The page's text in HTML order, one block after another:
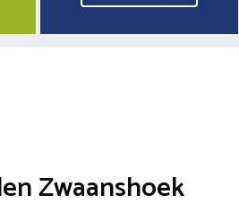
Zwaanshoek